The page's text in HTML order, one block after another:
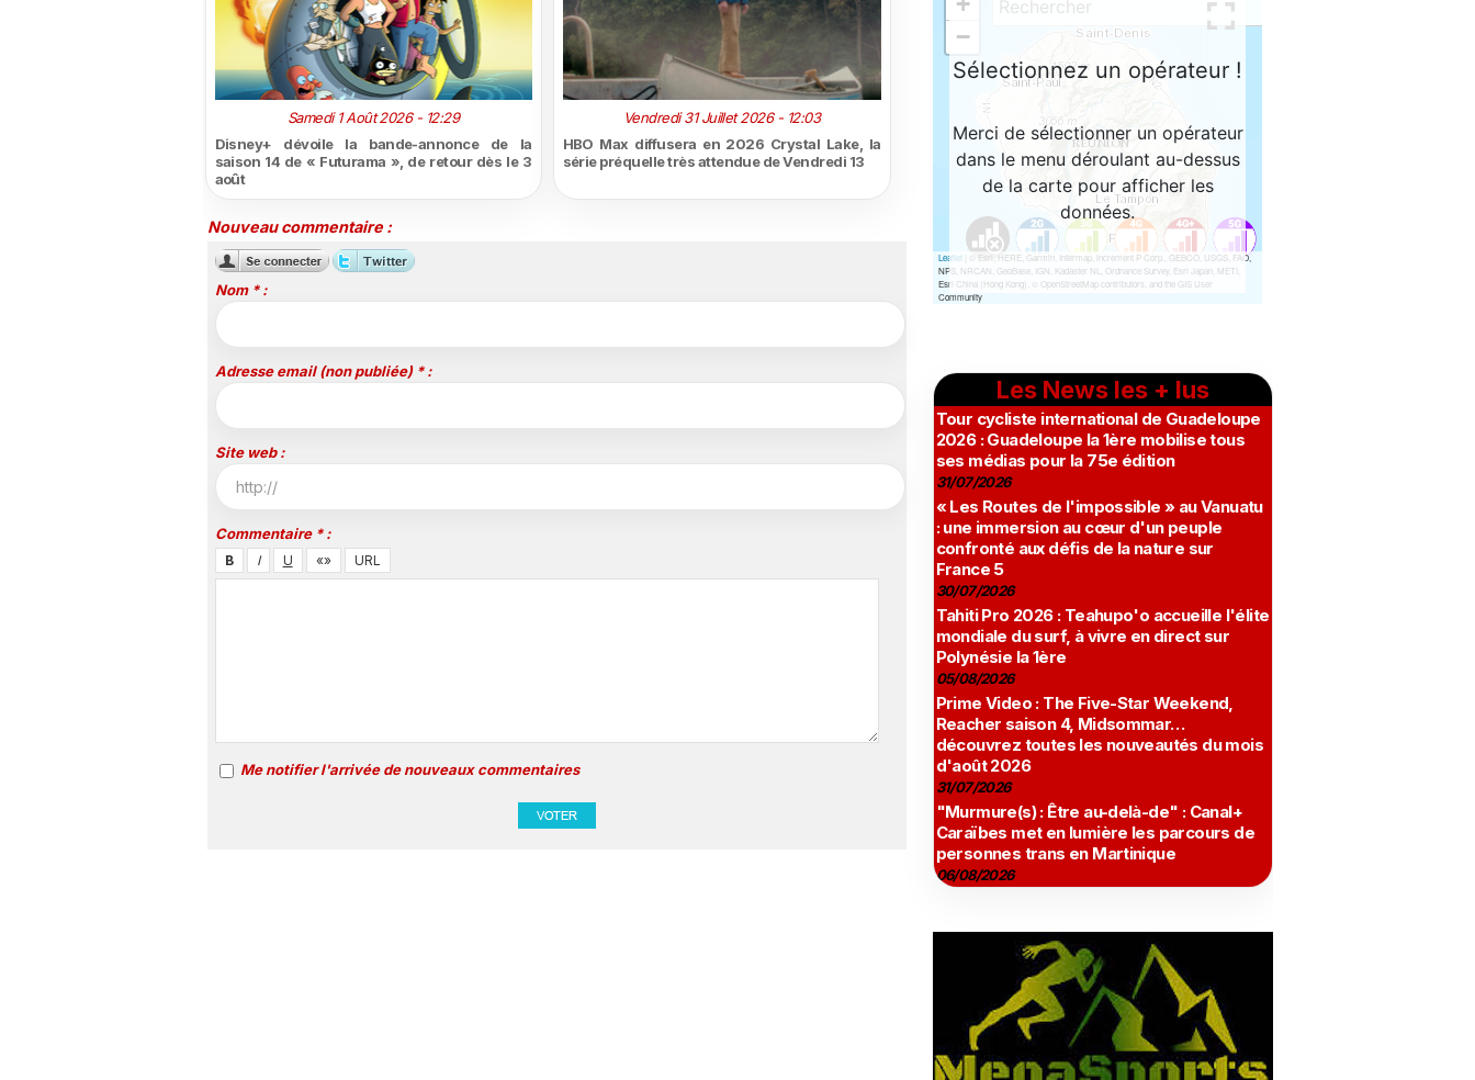
Samedi 1 Août 2026 - 12:29
Disney+ dévoile la bande-annonce de la
saison 14 de « Futurama », de retour dès le 3
août
Vendredi 31 Juillet 2026 - 12:03
HBO Max diffusera en 2026 Crystal Lake, la
série préquelle très attendue de Vendredi 13
Nouveau commentaire :
Nom * :
Adresse email (non publiée) * :
Site web :
Commentaire * :
Me notifier l'arrivée de nouveaux commentaires
Les News les + lus
Tour cycliste international de Guadeloupe
2026 : Guadeloupe la 1ère mobilise tous
ses médias pour la 75e édition
31/07/2026
« Les Routes de l'impossible » au Vanuatu
: une immersion au cœur d'un peuple
confronté aux défis de la nature sur
France 5
30/07/2026
Tahiti Pro 2026 : Teahupo'o accueille l'élite
mondiale du surf, à vivre en direct sur
Polynésie la 1ère
05/08/2026
Prime Video : The Five-Star Weekend,
Reacher saison 4, Midsommar…
découvrez toutes les nouveautés du mois
d'août 2026
31/07/2026
"Murmure(s) : Être au-delà-de" : Canal+
Caraïbes met en lumière les parcours de
personnes trans en Martinique
06/08/2026